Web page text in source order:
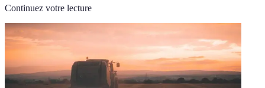
Continuez votre lecture